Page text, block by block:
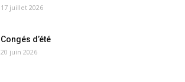
17 juillet 2026
Congés d’été
20 juin 2026